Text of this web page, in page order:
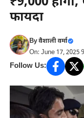
फायदा
Byवैशाली वर्मा
On: June 17, 2025
Follow Us: